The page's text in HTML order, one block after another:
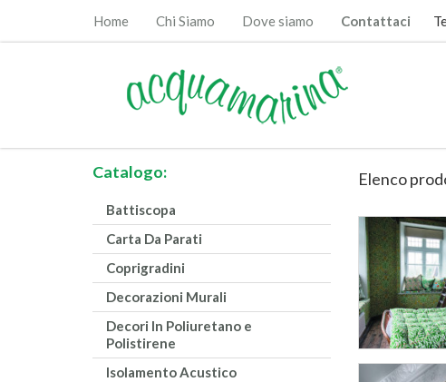
Home Chi Siamo Dove siamo Contattaci
Catalogo:
Battiscopa
Carta Da Parati
Coprigradini
Decorazioni Murali
Decori In Poliuretano e
Polistirene
Isolamento Acustico
Elenco